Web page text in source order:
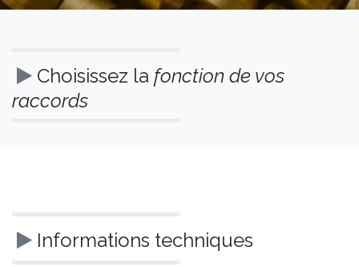
Choisissez la fonction de vos
raccords
Informations techniques